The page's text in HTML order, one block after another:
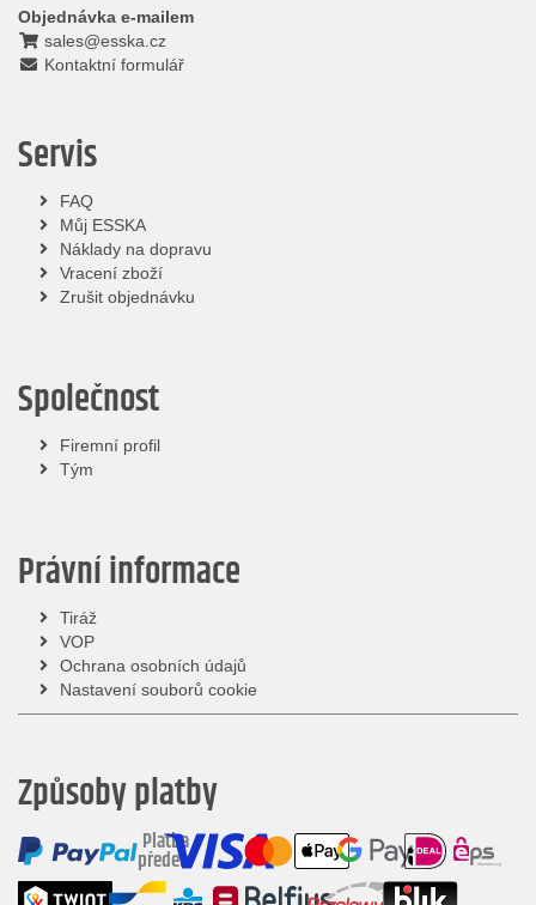
Objednávka e-mailem
sales@esska.cz
Kontaktní formulář
Servis
FAQ
Můj ESSKA
Náklady na dopravu
Vracení zboží
Zrušit objednávku
Společnost
Firemní profil
Tým
Právní informace
Tiráž
VOP
Ochrana osobních údajů
Nastavení souborů cookie
Způsoby platby
Platba
předem